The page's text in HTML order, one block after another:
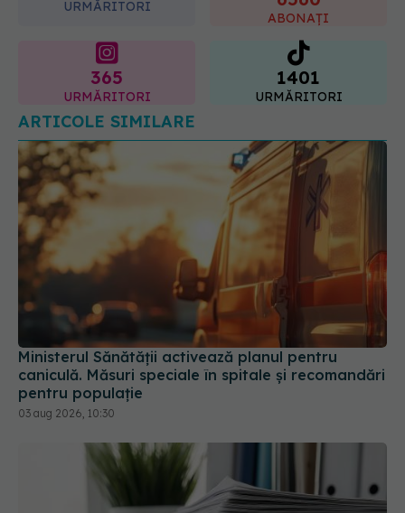
URMĂRITORI
1401
URMĂRITORI
ARTICOLE SIMILARE
Ministerul Sănătății activează planul pentru
caniculă. Măsuri speciale în spitale și recomandări
pentru populație
03 aug 2026, 10:30